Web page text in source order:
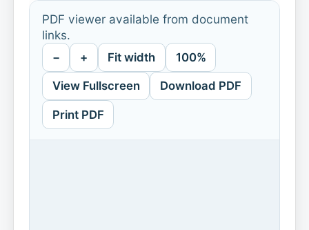
PDF viewer available from document
links.
− + Fit width 100%
View Fullscreen Download PDF
Print PDF